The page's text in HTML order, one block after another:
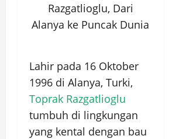
Razgatlioglu, Dari
Alanya ke Puncak Dunia
Lahir pada 16 Oktober
1996 di Alanya, Turki,
Toprak Razgatlioglu
tumbuh di lingkungan
yang kental dengan bau